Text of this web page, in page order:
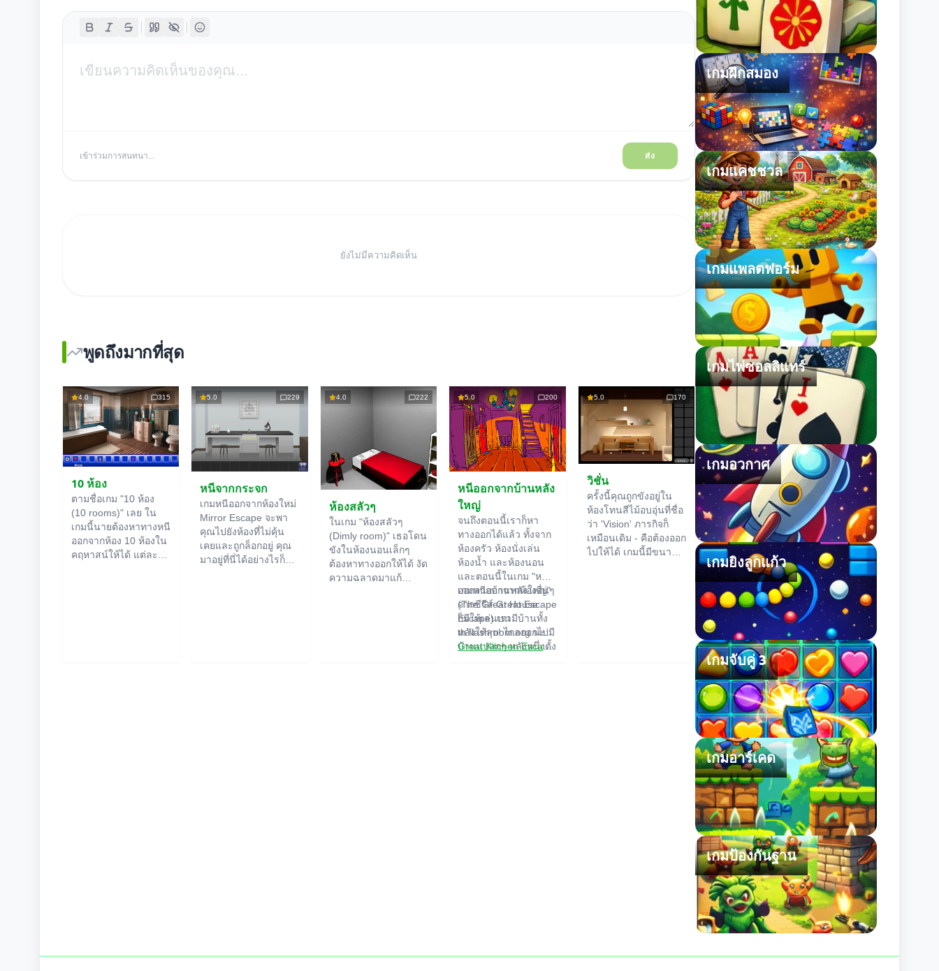
เข้าร่วมการสนทนา... ส่ง
ยังไม่มีความคิดเห็น
พูดถึงมากที่สุด
4.0 315
10 ห้อง
ตามชื่อเกม "10 ห้อง
(10 rooms)" เลย ใน
เกมนี้นายต้องหาทางหนี
ออกจากห้อง 10 ห้องใน
คฤหาสน์ให้ได้ แต่ละ
5.0 229
หนีจากกระจก
เกมหนีออกจากห้องใหม่
Mirror Escape จะพา
คุณไปยังห้องที่ไม่คุ้น
เคยและถูกล็อกอยู่ คุณ
มาอยู่ที่นี่ได้อย่างไรก็
4.0 222
ห้องสลัวๆ
ในเกม "ห้องสลัวๆ
(Dimly room)" เธอโดน
ขังในห้องนอนเล็กๆ
ต้องหาทางออกให้ได้ งัด
ความฉลาดมาแก้
5.0 200
หนีออกจากบ้านหลัง
ใหญ่
จนถึงตอนนี้เราก็หา
ทางออกได้แล้ว ทั้งจาก
ห้องครัว ห้องนั่งเล่น
ห้องน้ำ และห้องนอน
และตอนนี้ในเกม "หนี
ออกจากบ้านหลังใหญ่"
(The Great House
Escape) เรามีบ้านทั้ง
หลังให้ลุย! ไกลออกไปมี
บ้านแปลกๆ หลังหนึ่งตั้ง
เกมหนีออกจากห้องอื่นๆ
จากซีรีส์ Great Escape
ก็มีให้เล่นบน
th.flashroom.org นะ:
Great Kitchen Escape
5.0 170
วิชั่น
ครั้งนี้คุณถูกขังอยู่ใน
ห้องโทนสีไม้อบอุ่นที่ชื่อ
ว่า 'Vision' ภารกิจก็
เหมือนเดิม - คือต้องออก
ไปให้ได้ เกมนี้มีขนาด
เกมฝึกสมอง
เกมแคชชวล
เกมแพลตฟอร์ม
เกมไพ่ซอลลิแทร์
เกมอวกาศ
เกมยิงลูกแก้ว
เกมจับคู่ 3
เกมอาร์เคด
เกมป้องกันฐาน